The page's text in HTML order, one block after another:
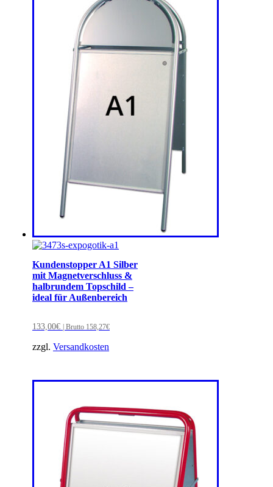
Kundenstopper A1 Silber
mit Magnetverschluss &
halbrundem Topschild –
ideal für Außenbereich
133,00€ | Brutto 158,27€
zzgl. Versandkosten